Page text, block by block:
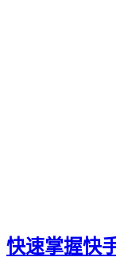
快速掌握快